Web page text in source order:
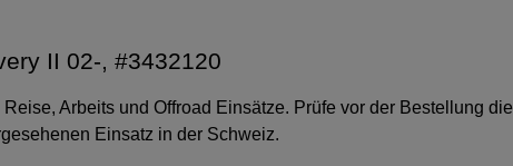
II 02-, #3432120
Arbeits und Offroad Einsätze. Prüfe vor der Bestellung die
Einsatz in der Schweiz.